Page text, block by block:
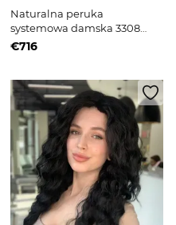
Naturalna peruka
systemowa damska 3308
N126-3 kinky straight (6+8)
€716